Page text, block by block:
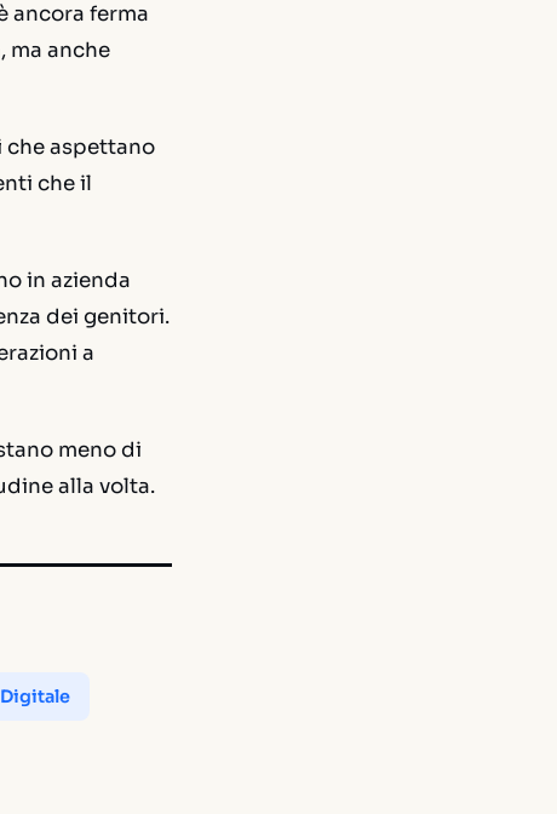
ancora ferma
ma anche
che aspettano
che il
in azienda
dei genitori.
a
meno di
alla volta.